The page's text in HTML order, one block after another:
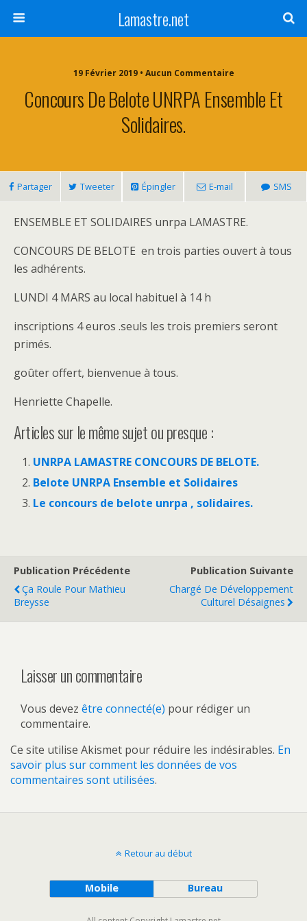
Lamastre.net
19 Février 2019 • Aucun Commentaire
Concours De Belote UNRPA Ensemble Et
Solidaires.
Partager Tweeter Épingler E-mail SMS
ENSEMBLE ET SOLIDAIRES unrpa LAMASTRE.
CONCOURS DE BELOTE en trois parties ouvert à tous
les adhérents.
LUNDI 4 MARS au local habituel à 14 h
inscriptions 4 euros .seuls les trois premiers seront
primés.
goûter offert, bienvenue à tous.
Henriette Chapelle.
Articles sur le même sujet ou presque :
UNRPA LAMASTRE CONCOURS DE BELOTE.
Belote UNRPA Ensemble et Solidaires
Le concours de belote unrpa , solidaires.
Publication Précédente
Ça Roule Pour Mathieu
Breysse
Publication Suivante
Chargé De Développement
Culturel Désaignes
Laisser un commentaire
Vous devez être connecté(e) pour rédiger un
commentaire.
Ce site utilise Akismet pour réduire les indésirables. En
savoir plus sur comment les données de vos
commentaires sont utilisées.
Retour au début
Mobile Bureau